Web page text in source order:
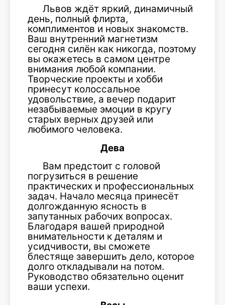
Львов ждёт яркий, динамичный
день, полный флирта,
комплиментов и новых знакомств.
Ваш внутренний магнетизм
сегодня силён как никогда, поэтому
вы окажетесь в самом центре
внимания любой компании.
Творческие проекты и хобби
принесут колоссальное
удовольствие, а вечер подарит
незабываемые эмоции в кругу
старых верных друзей или
любимого человека.
Дева
Вам предстоит с головой
погрузиться в решение
практических и профессиональных
задач. Начало месяца принесёт
долгожданную ясность в
запутанных рабочих вопросах.
Благодаря вашей природной
внимательности к деталям и
усидчивости, вы сможете
блестяще завершить дело, которое
долго откладывали на потом.
Руководство обязательно оценит
ваши успехи.